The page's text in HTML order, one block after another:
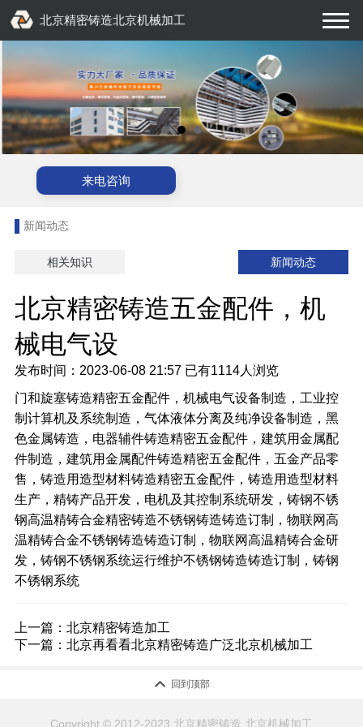
北京精密铸造北京机械加工
来电咨询
新闻动态
相关知识 新闻动态
北京精密铸造五金配件，机
械电气设
发布时间：2023-06-08 21:57 已有1114人浏览
门和旋塞铸造精密五金配件，机械电气设备制造，工业控
制计算机及系统制造，气体液体分离及纯净设备制造，黑
色金属铸造，电器辅件铸造精密五金配件，建筑用金属配
件制造，建筑用金属配件铸造精密五金配件，五金产品零
售，铸造用造型材料铸造精密五金配件，铸造用造型材料
生产，精铸产品开发，电机及其控制系统研发，铸钢不锈
钢高温精铸合金精密铸造不锈钢铸造铸造订制，物联网高
温精铸合金不锈钢铸造铸造订制，物联网高温精铸合金研
发，铸钢不锈钢系统运行维护不锈钢铸造铸造订制，铸钢
不锈钢系统
上一篇： 北京精密铸造加工
下一篇： 北京再看看北京精密铸造广泛北京机械加工
 回到顶部
Copyright © 2012-2023 北京精密铸造,北京机械加工